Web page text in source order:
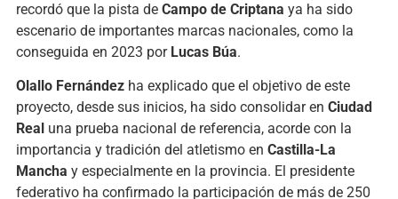
recordó que la pista de Campo de Criptana ya ha sido
escenario de importantes marcas nacionales, como la
conseguida en 2023 por Lucas Búa.
Olallo Fernándezha explicado que el objetivo de este
proyecto, desde sus inicios, ha sido consolidar en Ciudad
Real una prueba nacional de referencia, acorde con la
importancia y tradición del atletismo en Castilla-La
Mancha y especialmente en la provincia. El presidente
federativo ha confirmado la participación de más de 250